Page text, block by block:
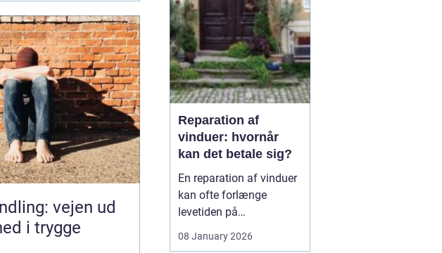
vejen ud
i trygge
Her kan en erfaren10
January 2026
Reparation af
vinduer: hvornår
kan det betale sig?
En reparation af vinduer
kan ofte forlænge
levetiden på
glas med mange år. For
08 January 2026